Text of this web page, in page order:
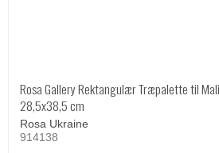
Rosa Gallery Rektangulær Træpalette til
28,5x38,5 cm
Rosa Ukraine
914138